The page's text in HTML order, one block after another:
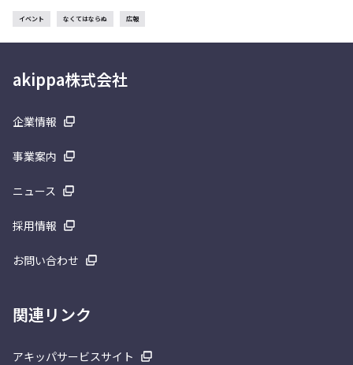
イベント なくてはならぬ 広報
akippa株式会社
企業情報
事業案内
ニュース
採用情報
お問い合わせ
関連リンク
アキッパサービスサイト